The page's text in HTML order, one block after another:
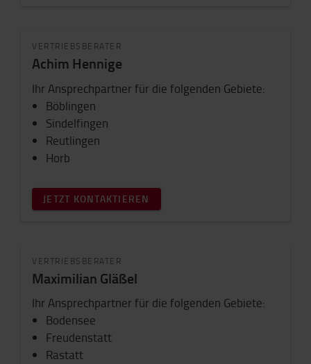
VERTRIEBSBERATER
Achim Hennige
Ihr Ansprechpartner für die folgenden Gebiete:
Böblingen
Sindelfingen
Reutlingen
Horb
JETZT KONTAKTIEREN
VERTRIEBSBERATER
Maximilian Gläßel
Ihr Ansprechpartner für die folgenden Gebiete:
Bodensee
Freudenstatt
Rastatt